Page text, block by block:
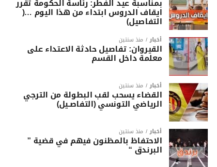
بمناسبة عيد الفطر: رئاسة الحكومة تقرر
ايقاف الدروس ابتداء من هذا اليوم …(
التفاصيل)
أخبار منذ سنتين
القيروان: تفاصيل حادثة الاعتداء على
معلمة داخل القسم
أخبار منذ سنتين
القضاء يسحب لقب البطولة من الترجي
الرياضي التونسي (التفاصـيل)
أخبار منذ سنتين
الاحتفاظ بالمظنون فيهم في قضية ”
البرندق “